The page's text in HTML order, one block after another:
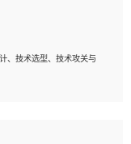
开发、测试、调试流程
学习能力和工作责任心
、技术选型、技术攻关与